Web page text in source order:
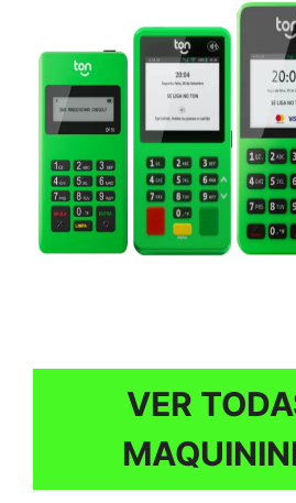
VER